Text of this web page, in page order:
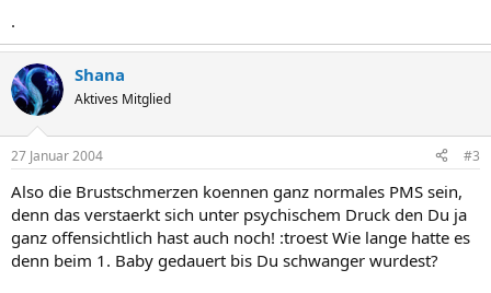
.
Shana
Aktives Mitglied
27 Januar 2004 #3
Also die Brustschmerzen koennen ganz normales PMS sein,
denn das verstaerkt sich unter psychischem Druck den Du ja
ganz offensichtlich hast auch noch! :troest Wie lange hatte es
denn beim 1. Baby gedauert bis Du schwanger wurdest?